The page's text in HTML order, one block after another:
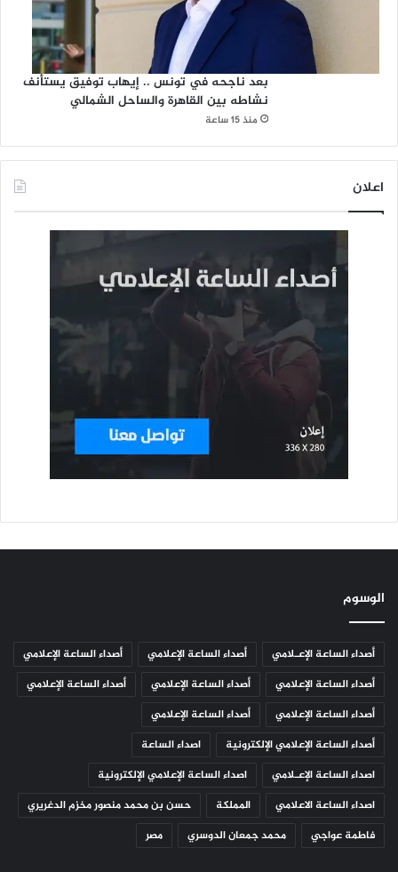
بعد ناجحه في تونس .. إيهاب توفيق يستأنف
نشاطه بين القاهرة والساحل الشمالي
منذ 15 ساعة
اعلان
الوسوم
أصداء الساعة الإعـلامي أصداء الساعة الإعلامي
أصداء الساعة الإعلامي
أصداء الساعة الإعلامي
أصداء الساعة الإعلامي
أصداء الساعة الإعلامي
أصداء الساعة الإعلامي
أصداء الساعة الإعلامي
أصداء الساعة الإعلامي الإلكترونية
اصداء الساعة
اصداء الساعة الإعـلامي
اصداء الساعة الإعلامي الإلكترونية
اصداء الساعة الاعلامي
المملكة
حسن بن محمد منصور مخزم الدغريري
فاطمة عواجي
محمد جمعان الدوسري مصر